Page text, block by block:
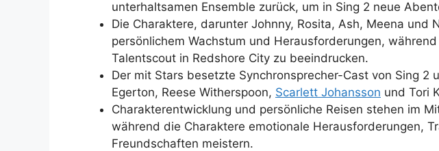
unterhaltsamen Ensemble zurück, um in Sing 2 neue
Die Charaktere, darunter Johnny, Rosita, Ash, Meena und
persönlichem Wachstum und Herausforderungen,
Talentscout in Redshore City zu beeindrucken.
Der mit Stars besetzte Synchronsprecher-Cast von Sing 2
Egerton, Reese Witherspoon, Scarlett Johansson und Tori
Charakterentwicklung und persönliche Reisen stehen im
während die Charaktere emotionale Herausforderungen,
Freundschaften meistern.